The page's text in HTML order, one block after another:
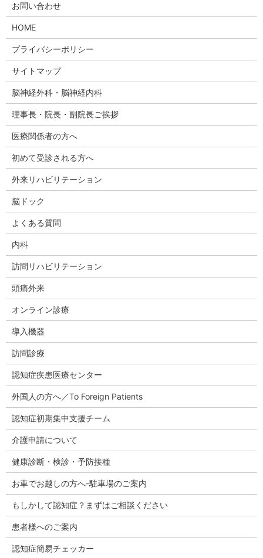
お問い合わせ
HOME
プライバシーポリシー
サイトマップ
脳神経外科・脳神経内科
理事長・院長・副院長ご挨拶
医療関係者の方へ
初めて受診される方へ
外来リハビリテーション
脳ドック
よくある質問
内科
訪問リハビリテーション
頭痛外来
オンライン診療
導入機器
訪問診療
認知症疾患医療センター
外国人の方へ／To Foreign Patients
認知症初期集中支援チーム
介護申請について
健康診断・検診・予防接種
お車でお越しの方へ-駐車場のご案内
もしかして認知症？まずはご相談ください
患者様へのご案内
認知症簡易チェッカー